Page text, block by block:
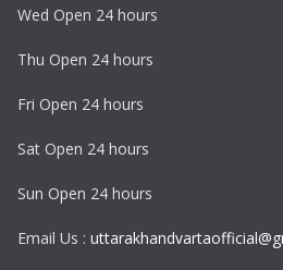
Wed Open 24 hours
Thu Open 24 hours
Fri Open 24 hours
Sat Open 24 hours
Sun Open 24 hours
Email Us :